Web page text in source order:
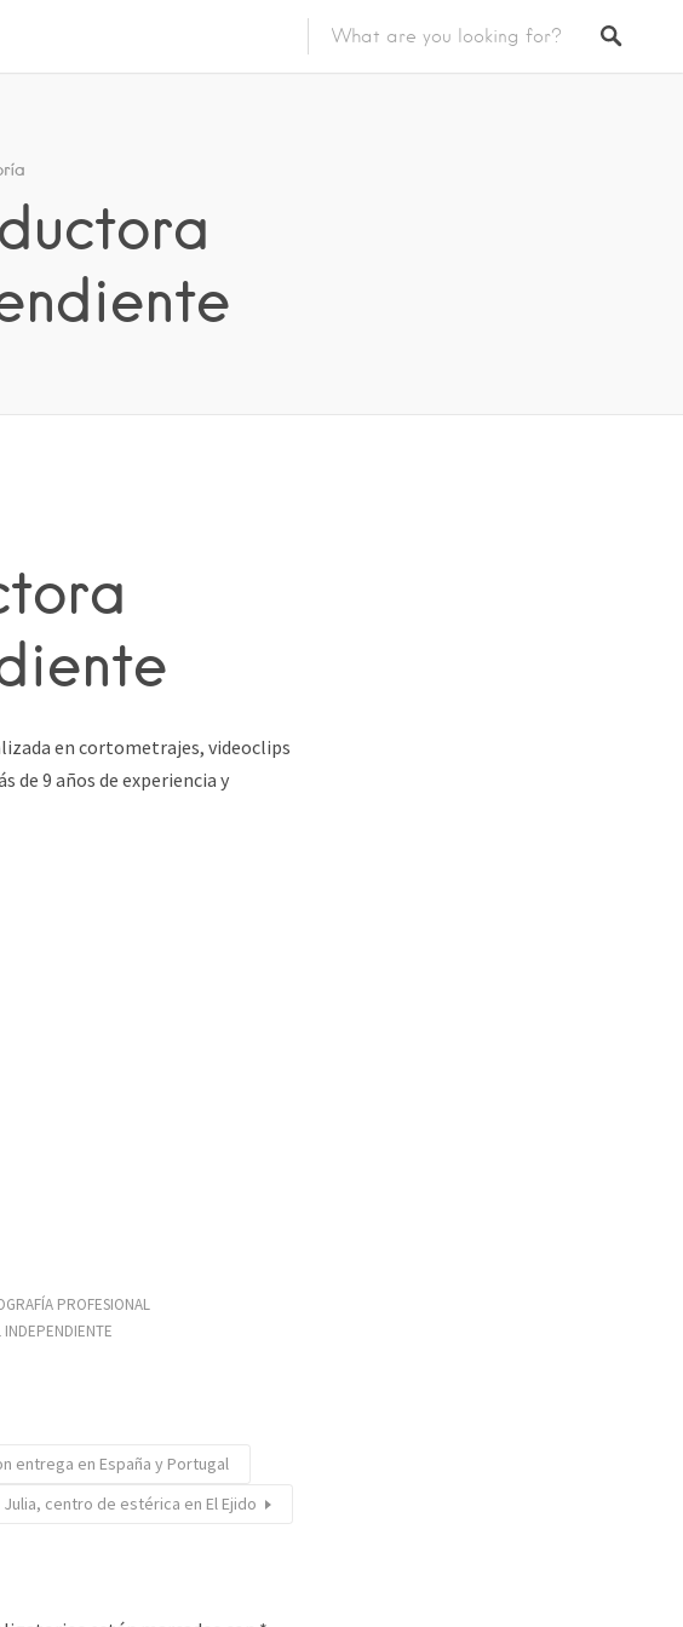
en cortometrajes, videoclips
de 9 años de experiencia y
PROFESIONAL
entrega en España y Portugal
centro de estérica en El Ejido